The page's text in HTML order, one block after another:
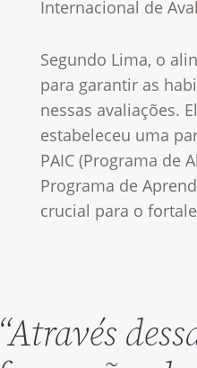
Internacional de
Segundo Lima, o
para garantir as
nessas avaliações.
estabeleceu uma
PAIC (Programa de
Programa de
crucial para o
“Através